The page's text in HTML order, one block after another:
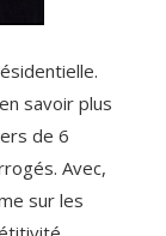
savoir plus
de 6
Avec,
sur les